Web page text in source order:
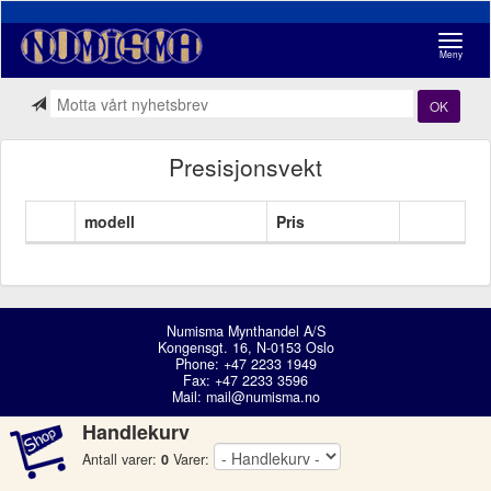
Meny
OK
Presisjonsvekt
modell Pris
Numisma Mynthandel A/S
Kongensgt. 16, N-0153 Oslo
Phone: +47 2233 1949
Fax: +47 2233 3596
Mail: mail@numisma.no
Handlekurv
Antall varer: 0 Varer: